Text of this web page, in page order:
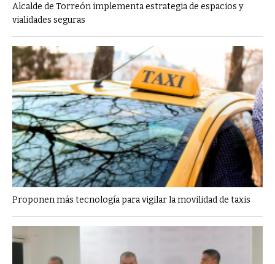
Alcalde de Torreón implementa estrategia de espacios y
vialidades seguras
Proponen más tecnología para vigilar la movilidad de taxis